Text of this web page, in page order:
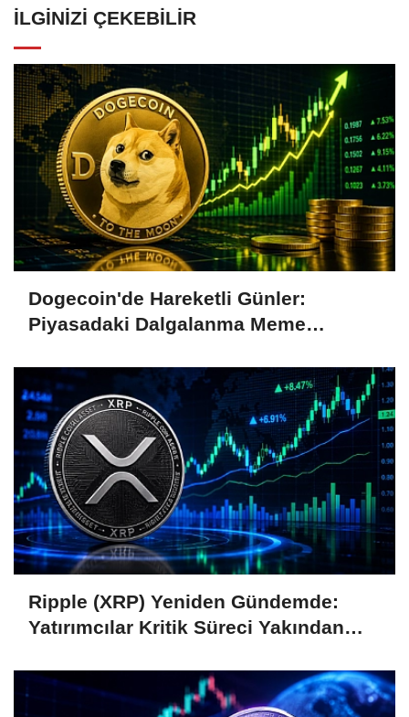
İLGINIZI ÇEKEBILIR
Dogecoin'de Hareketli Günler:
Piyasadaki Dalgalanma Meme
Ripple (XRP) Yeniden Gündemde:
Yatırımcılar Kritik Süreci Yakından